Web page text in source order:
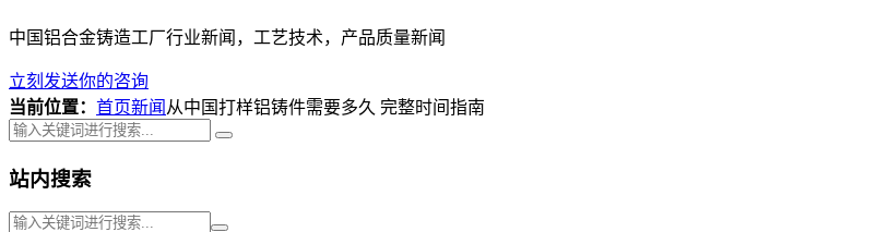
中国铝合金铸造工厂行业新闻，工艺技术，产品质量新闻
立刻发送你的咨询
当前位置： 首页新闻 从中国打样铝铸件需要多久 完整时间指南
站内搜索